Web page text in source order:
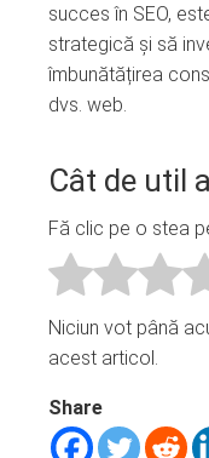
succes în SEO,
strategică și să
îmbunătățirea
dvs. web.
Cât de util
Fă clic pe o stea
Niciun vot până
acest articol.
Share